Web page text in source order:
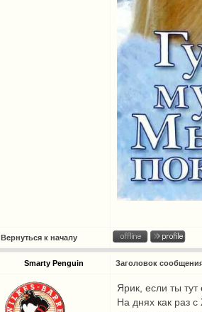
Вернуться к началу
Smarty Penguin Заголовок
Ярик, если ты
На днях как раз